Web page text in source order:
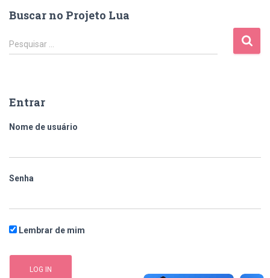
Buscar no Projeto Lua
P
e
i
a
p
Pesquisar …
Entrar
Nome de usuário
Senha
Lembrar de mim